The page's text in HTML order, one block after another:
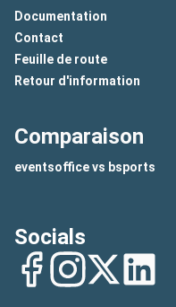
Documentation
Contact
Feuille de route
Retour d'information
Comparaison
eventsoffice vs bsports
Socials
FacebookInstagram
Twitter